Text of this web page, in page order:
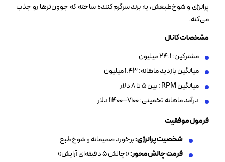
پرانرژی و شوخ‌طبعش، یه برند سرگرم‌کننده ساخته که جوون‌ترها رو جذب
می‌کنه.
مشخصات کانال
مشترکین: ۲۴.۱ میلیون
میانگین بازدید ماهانه: ۱.۴۳ میلیون
میانگین RPM : بین ۵ تا ۸ دلار
درآمد ماهانه تخمینی: ۷۱۰۰–۱۱۴۰۰ دلار
فرمول موفقیت
شخصیت پرانرژی:برخورد صمیمانه و شوخ‌طبع
فرمت چالش‌محور:«چالش ۵ دقیقه‌ای آرایش»